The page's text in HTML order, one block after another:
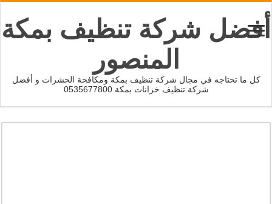
أفضل شركة تنظيف بمكة
المنصور
كل ما تحتاجه في مجال شركة تنظيف بمكة ومكافحة الحشرات و أفضل
شركة تنظيف خزانات بمكة 0535677800